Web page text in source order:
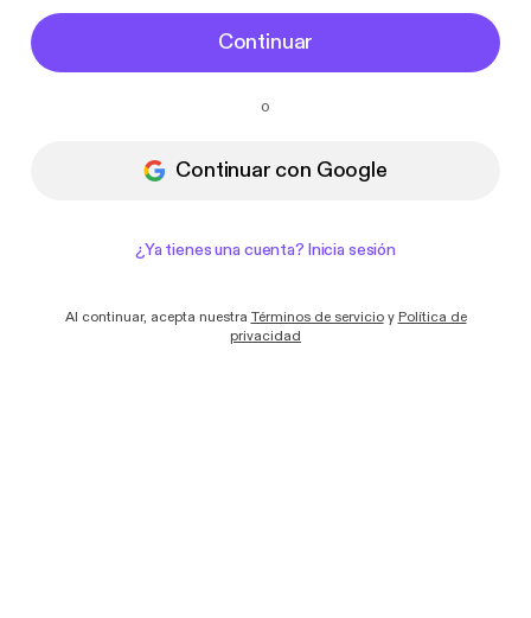
Continuar
o
Continuar con Google
¿Ya tienes una cuenta? Inicia sesión
Al continuar, acepta nuestra Términos de servicio y Política de
privacidad